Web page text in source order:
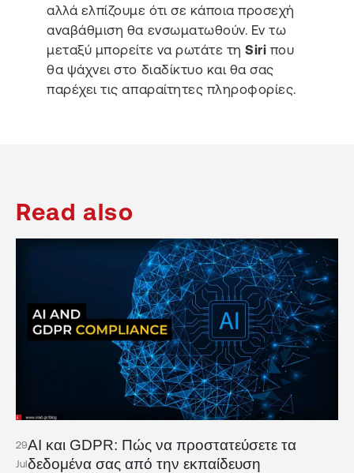
αλλά ελπίζουμε ότι σε κάποια προσεχή
αναβάθμιση θα ενσωματωθούν. Εν τω
μεταξύ μπορείτε να ρωτάτε τηSiri που
θα ψάχνει στο διαδίκτυο και θα σας
παρέχει τις απαραίτητες πληροφορίες.
Read also
29
Jul
AI και GDPR: Πώς να προστατεύσετε τα
δεδομένα σας από την εκπαίδευση